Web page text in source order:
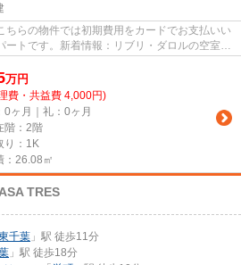
ちらの物件では初期費用をカードでお支払いい
ートです。新着情報：リブリ・ダロルの空室情
万円
費・共益費 4,000円)
0ヶ月｜礼：0ヶ月
階：2階
り：1K
：26.08㎡
TRES
千葉 」駅 徒歩11分
」駅 徒歩18分